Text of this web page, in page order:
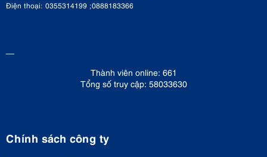
Điện thoại: 0355314199 ;0888183366
Thành viên online: 661
Tổng số truy cập: 58033630
Chính sách công ty